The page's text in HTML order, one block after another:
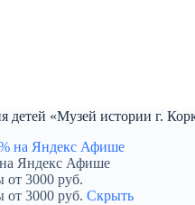
«Музей истории г.
Яндекс Афише
от 3000 руб.
от 3000 руб. Скрыть